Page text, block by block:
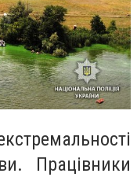
Працівники